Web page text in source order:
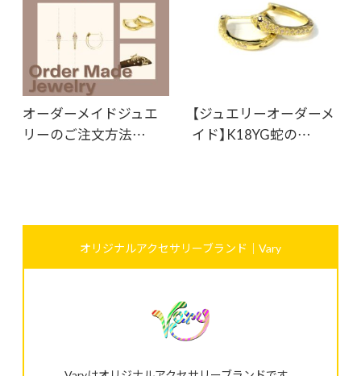
オーダーメイドジュエ
リーのご注文方法…
【ジュエリーオーダーメ
イド】K18YG蛇の…
オリジナルアクセサリーブランド｜Vary